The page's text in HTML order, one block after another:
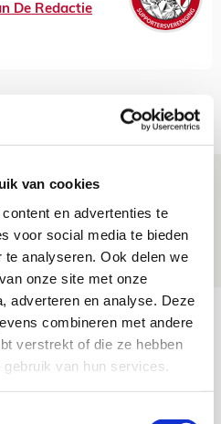
van cookies
en advertenties te
voor social media te bieden
analyseren. Ook delen we
onze site met onze
adverteren en analyse. Deze
combineren met andere
verstrekt of die ze hebben
van hun services.
De Redactie
bleven door
update en
Baas en